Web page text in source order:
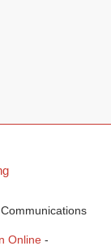
Online -